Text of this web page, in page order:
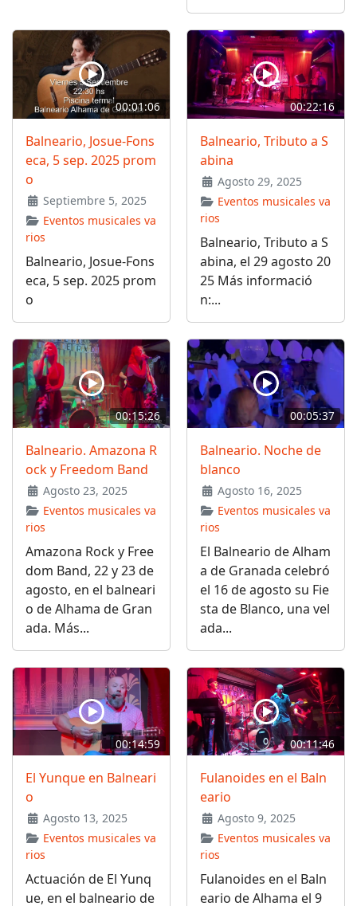
00:01:06
Balneario, Josue-Fons
eca, 5 sep. 2025 prom
o
Septiembre 5, 2025
Eventos musicales va
rios
Balneario, Josue-Fons
eca, 5 sep. 2025 prom
o
00:22:16
Balneario, Tributo a S
abina
Agosto 29, 2025
Eventos musicales va
rios
Balneario, Tributo a S
abina, el 29 agosto 20
25 Más informació
n:...
00:15:26
Balneario. Amazona R
ock y Freedom Band
Agosto 23, 2025
Eventos musicales va
rios
Amazona Rock y Free
dom Band, 22 y 23 de
agosto, en el balneari
o de Alhama de Gran
ada. Más...
00:05:37
Balneario. Noche de
blanco
Agosto 16, 2025
Eventos musicales va
rios
El Balneario de Alham
a de Granada celebró
el 16 de agosto su Fie
sta de Blanco, una vel
ada...
00:14:59
El Yunque en Balneari
o
Agosto 13, 2025
Eventos musicales va
rios
Actuación de El Yunq
ue, en el balneario de
00:11:46
Fulanoides en el Baln
eario
Agosto 9, 2025
Eventos musicales va
rios
Fulanoides en el Baln
eario de Alhama el 9